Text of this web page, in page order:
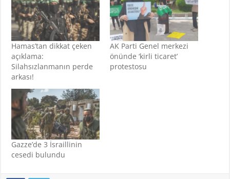
Hamas’tan dikkat çeken
açıklama:
Silahsızlanmanın perde
arkası!
AK Parti Genel merkezi
önünde ‘kirli ticaret’
protestosu
Gazze’de 3 İsraillinin
cesedi bulundu